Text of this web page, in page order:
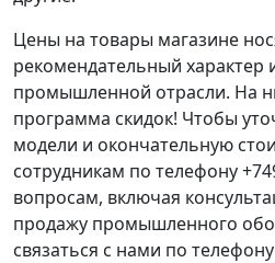
Цены на товары магазине
рекомендательный характер
промышленной отрасли. На
программа скидок! Чтобы
модели и окончательную
сотрудникам по телефону
вопросам, включая
продажу промышленного
связаться с нами по